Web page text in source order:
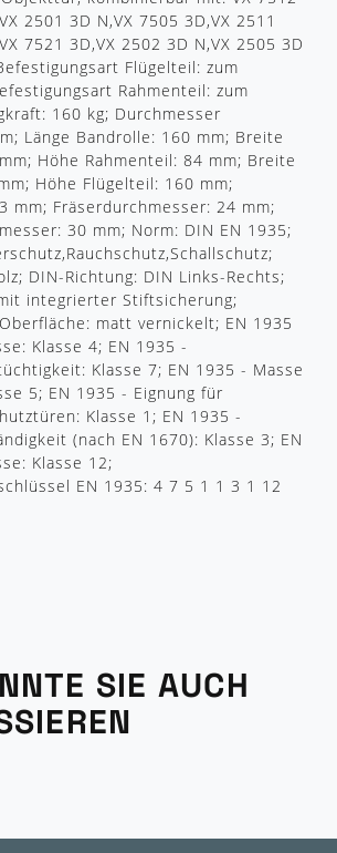
2501 3D N,VX 7505 3D,VX 2511
7521 3D,VX 2502 3D N,VX 2505 3D
Flügelteil: zum
Rahmenteil: zum
160 kg; Durchmesser
Länge Bandrolle: 160 mm; Breite
Höhe Rahmenteil: 84 mm; Breite
Höhe Flügelteil: 160 mm;
mm; Fräserdurchmesser: 24 mm;
30 mm; Norm: DIN EN 1935;
DIN-Richtung: DIN Links-Rechts;
integrierter Stiftsicherung;
matt vernickelt; EN 1935
Klasse 4; EN 1935 -
Klasse 7; EN 1935 - Masse
5; EN 1935 - Eignung für
Klasse 1; EN 1935 -
(nach EN 1670): Klasse 3; EN
Klasse 12;
EN 1935: 4 7 5 1 1 3 1 12
SIE AUCH